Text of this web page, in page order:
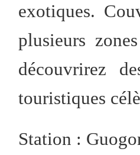
exotiques.
plusieurs
découvrirez
touristiques
Station :